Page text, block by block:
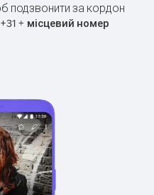
подзвонити за кордон
+31 + місцевий номер